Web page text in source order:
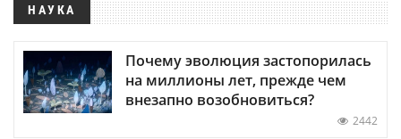
НАУКА
Почему эволюция застопорилась
на миллионы лет, прежде чем
внезапно возобновиться?
2442